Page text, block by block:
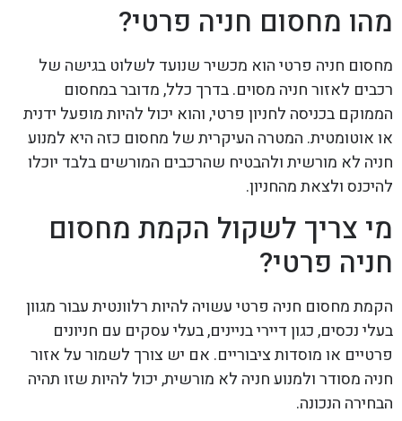
מהו מחסום חניה פרטי?
מחסום חניה פרטי הוא מכשיר שנועד לשלוט בגישה של
רכבים לאזור חניה מסוים. בדרך כלל, מדובר במחסום
הממוקם בכניסה לחניון פרטי, והוא יכול להיות מופעל ידנית
או אוטומטית. המטרה העיקרית של מחסום כזה היא למנוע
חניה לא מורשית ולהבטיח שהרכבים המורשים בלבד יוכלו
להיכנס ולצאת מהחניון.
מי צריך לשקול הקמת מחסום
חניה פרטי?
הקמת מחסום חניה פרטי עשויה להיות רלוונטית עבור מגוון
בעלי נכסים, כגון דיירי בניינים, בעלי עסקים עם חניונים
פרטיים או מוסדות ציבוריים. אם יש צורך לשמור על אזור
חניה מסודר ולמנוע חניה לא מורשית, יכול להיות שזו תהיה
הבחירה הנכונה.